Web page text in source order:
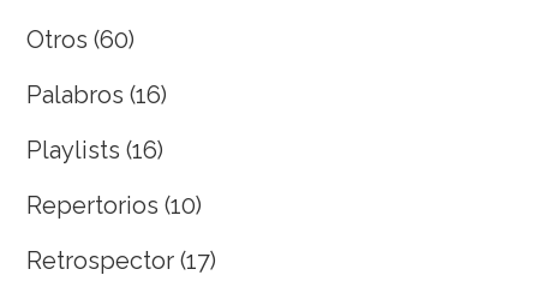
Otros (60)
Palabros (16)
Playlists (16)
Repertorios (10)
Retrospector (17)